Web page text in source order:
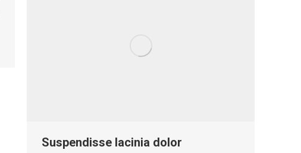
Suspendisse lacinia dolor